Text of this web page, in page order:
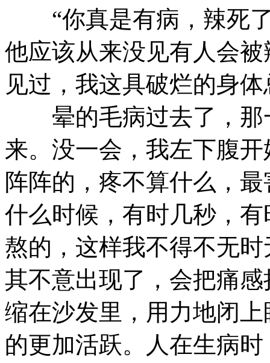
“你真是有病，辣死了
他应该从来没见有人会
见过，我这具破烂的身
晕的毛病过去了，那
来。没一会，我左下腹
阵阵的，疼不算什么，
什么时候，有时几秒，
熬的，这样我不得不无
其不意出现了，会把痛
缩在沙发里，用力地闭
的更加活跃。人在生病